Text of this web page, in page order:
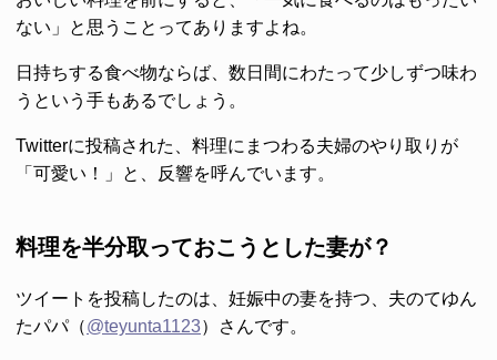
ない」と思うことってありますよね。
日持ちする食べ物ならば、数日間にわたって少しずつ味わ
うという手もあるでしょう。
Twitterに投稿された、料理にまつわる夫婦のやり取りが
「可愛い！」と、反響を呼んでいます。
料理を半分取っておこうとした妻が？
ツイートを投稿したのは、妊娠中の妻を持つ、夫のてゆん
たパパ（@teyunta1123）さんです。